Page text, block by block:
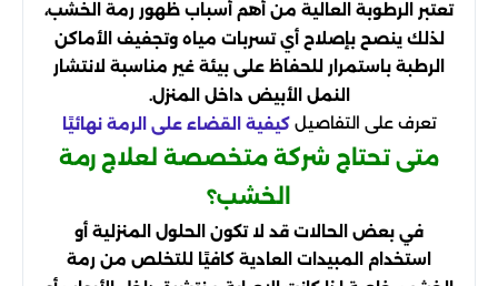
تعتبر الرطوبة العالية من أهم أسباب ظهور رمة الخشب،
لذلك ينصح بإصلاح أي تسربات مياه وتجفيف الأماكن
الرطبة باستمرار للحفاظ على بيئة غير مناسبة لانتشار
النمل الأبيض داخل المنزل.
تعرف على التفاصيلكيفية القضاء على الرمة نهائيًا
متى تحتاج شركة متخصصة لعلاج رمة
الخشب؟
في بعض الحالات قد لا تكون الحلول المنزلية أو
استخدام المبيدات العادية كافيًا للتخلص من رمة